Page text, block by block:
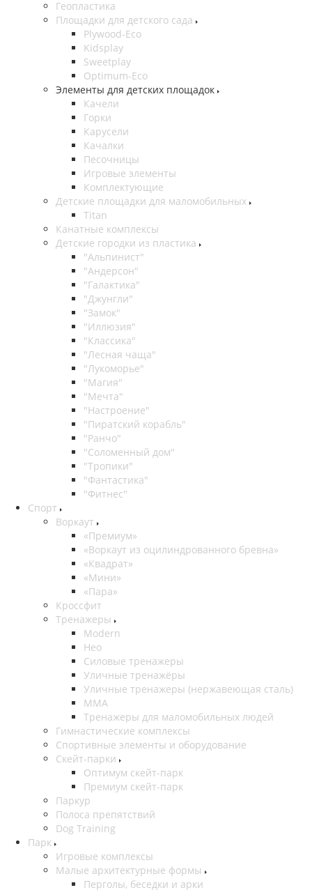
Геопластика
Площадки для детского сада
Plywood-Eco
Kidsplay
Sweetplay
Оptimum-Еco
Элементы для детских площадок
Качели
Горки
Карусели
Качалки
Песочницы
Игровые элементы
Комплектующие
Детские площадки для маломобильных
Titan
Канатные комплексы
Детские городки из пластика
"Альпинист"
"Андерсон"
"Галактика"
"Джунгли"
"Замок"
"Иллюзия"
"Классика"
"Лесная чаща"
"Лукоморье"
"Магия"
"Мечта"
"Настроение"
"Пиратский корабль"
"Ранчо"
"Соломенный дом"
"Тропики"
"Фантастика"
"Фитнес"
Спорт
Воркаут
«Премиум»
«Воркаут из оцилиндрованного бревна»
«Квадрат»
«Мини»
«Пара»
Кроссфит
Тренажеры
Modern
Нео
Силовые тренажеры
Уличные тренажёры
Уличные тренажеры (нержавеющая сталь)
ММА
Тренажеры для маломобильных людей
Гимнастические комплексы
Спортивные элементы и оборудование
Скейт-парки
Оптимум скейт-парк
Премиум скейт-парк
Паркур
Полоса препятствий
Dog Training
Парк
Игровые комплексы
Малые архитектурные формы
Перголы, беседки и арки